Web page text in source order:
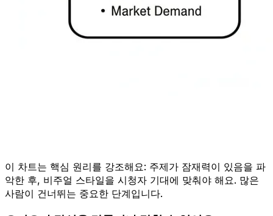
이 차트는 핵심 원리를 강조해요: 주제가 잠재력이 있음을 파
악한 후, 비주얼 스타일을 시청자 기대에 맞춰야 해요. 많은
사람이 건너뛰는 중요한 단계입니다.